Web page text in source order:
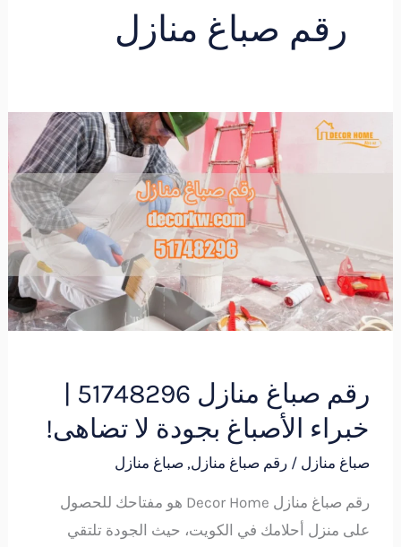
رقم صباغ منازل
رقم صباغ منازل 51748296 |
خبراء الأصباغ بجودة لا تضاهى!
صباغ منازل / رقم صباغ منازل, صباغ منازل
رقم صباغ منازل Decor Home هو مفتاحك للحصول
على منزل أحلامك في الكويت، حيث الجودة تلتقي
صباغ
خبراء
الأصباغ
بجودة